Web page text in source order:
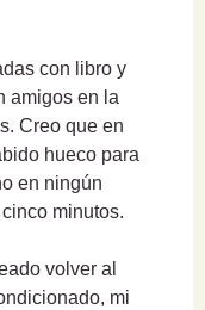
con libro y
amigos en la
Creo que en
hueco para
en ningún
minutos.
volver al
mi